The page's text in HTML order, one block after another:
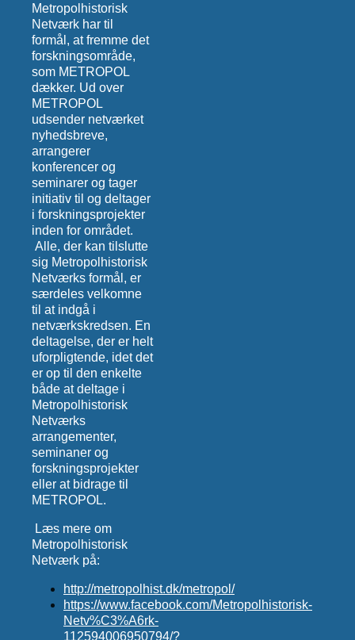
Metropolhistorisk
Netværk har til
formål, at fremme det
forskningsområde,
som METROPOL
dækker. Ud over
METROPOL
udsender netværket
nyhedsbreve,
arrangerer
konferencer og
seminarer og tager
initiativ til og deltager
i forskningsprojekter
inden for området.
Alle, der kan tilslutte
sig Metropolhistorisk
Netværks formål, er
særdeles velkomne
til at indgå i
netværkskredsen. En
deltagelse, der er helt
uforpligtende, idet det
er op til den enkelte
både at deltage i
Metropolhistorisk
Netværks
arrangementer,
seminaner og
forskningsprojekter
eller at bidrage til
METROPOL.
Læs mere om
Metropolhistorisk
Netværk på:
http://metropolhist.dk/metropol/
https://www.facebook.com/Metropolhistorisk-
Netv%C3%A6rk-
112594006950794/?